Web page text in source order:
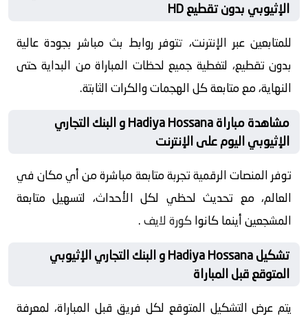
الإثيوبي بدون تقطيع HD
للمتابعين عبر الإنترنت، تتوفر روابط بث مباشر بجودة عالية
بدون تقطيع، لتغطية جميع لحظات المباراة من البداية حتى
النهاية، مع متابعة كل الهجمات والكرات الثابتة.
مشاهدة مباراة Hadiya Hossana و البنك التجاري
الإثيوبي اليوم على الإنترنت
توفر المنصات الرقمية تجربة متابعة مباشرة من أي مكان في
العالم، مع تحديث لحظي لكل الأحداث، لتسهيل متابعة
المشجعين أينما كانواكورة لايف.
تشكيل Hadiya Hossana و البنك التجاري الإثيوبي
المتوقع قبل المباراة
يتم عرض التشكيل المتوقع لكل فريق قبل المباراة، لمعرفة